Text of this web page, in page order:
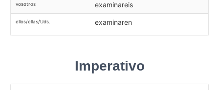
vosotros examinareis
ellos/ellas/Uds. examinaren
Imperativo